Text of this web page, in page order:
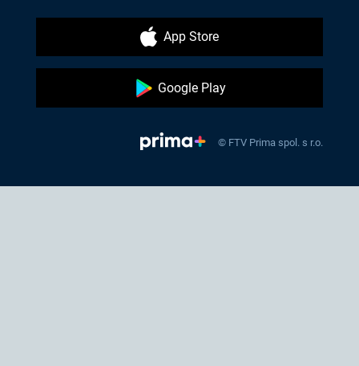
App Store
Google Play
© FTV Prima spol. s r.o.